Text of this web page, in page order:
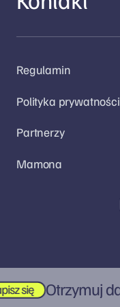
Regulamin
Polityka prywatności
Partnerzy
Mamona
się Otrzymuj